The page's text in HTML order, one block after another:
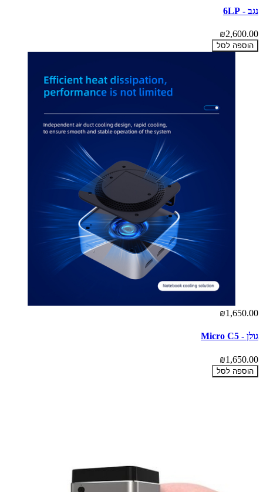
נגב - 6LP
₪2,600.00
הוספה לסל
₪1,650.00
גולן - Micro C5
₪1,650.00
הוספה לסל